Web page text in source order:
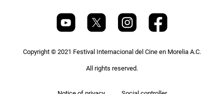
Copyright © 2021 Festival Internacional del Cine en Morelia A.C.
All rights reserved.